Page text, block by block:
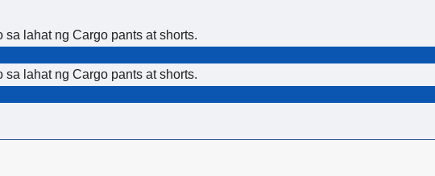
lahat ng Cargo pants at shorts.
lahat ng Cargo pants at shorts.